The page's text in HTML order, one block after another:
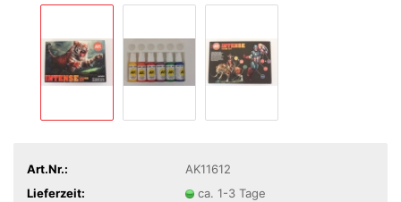
Art.Nr.:
AK11612
Lieferzeit:
ca. 1-3 Tage